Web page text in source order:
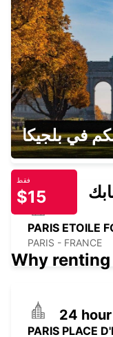
PARIS GARE
PARIS - FRANCE
LOGNES
LOGNES -
PARIS ETOILE
PARIS - FRANCE
PARIS PLACE
في بلجيكا
فقط
$15
Why
24